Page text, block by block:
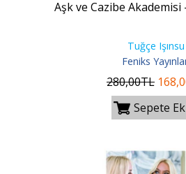
Aşk ve Cazibe Akademisi
Tuğçe Işınsu
Feniks
280,00TL 168
Sepete